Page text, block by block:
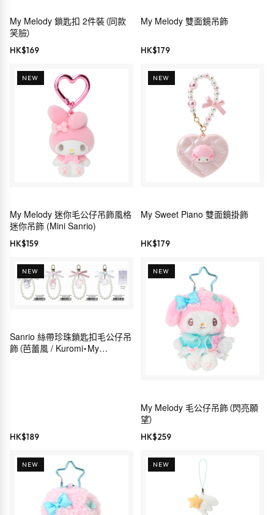
My Melody 鎖匙扣 2件裝（同款
笑臉）
HK$169
My Melody 雙面鏡吊飾
HK$179
NEW
My Melody 迷你毛公仔吊飾風格
迷你吊飾 (Mini Sanrio)
HK$159
NEW
My Sweet Piano 雙面鏡掛飾
HK$179
NEW
Sanrio 絲帶珍珠鎖匙扣毛公仔吊
飾（芭蕾風 / Kuromi・My
HK$189
NEW
My Melody 毛公仔吊飾（閃亮願
望）
HK$259
NEW NEW